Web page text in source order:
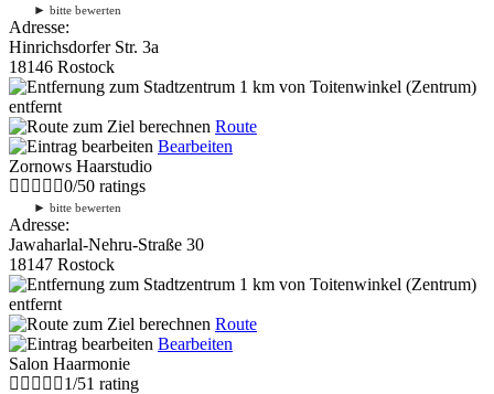
► bitte bewerten
Adresse:
Hinrichsdorfer Str. 3a
18146 Rostock
1 km von Toitenwinkel (Zentrum)
entfernt
Route
Bearbeiten
Zornows Haarstudio
0/50 ratings
► bitte bewerten
Adresse:
Jawaharlal-Nehru-Straße 30
18147 Rostock
1 km von Toitenwinkel (Zentrum)
entfernt
Route
Bearbeiten
Salon Haarmonie
1/51 rating